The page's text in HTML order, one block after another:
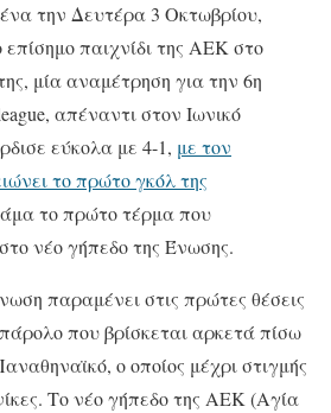
την Δευτέρα 3 Οκτωβρίου,
παιχνίδι της ΑΕΚ στο
μία αναμέτρηση για την 6η
απέναντι στον Ιωνικό
εύκολα με 4-1, με τον
το πρώτο γκόλ της
το πρώτο τέρμα που
νέο γήπεδο της Ένωσης.
παραμένει στις πρώτες θέσεις
που βρίσκεται αρκετά πίσω
ο οποίος μέχρι στιγμής
Το νέο γήπεδο της ΑΕΚ (Αγία